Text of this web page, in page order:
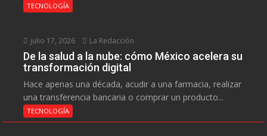
TECNOLOGÍA
julio 17, 2026 La Redacción
De la salud a la nube: cómo México acelera su
transformación digital
Hace apenas una década, acudir a una farmacia, realizar
una transferencia bancaria o comprar un producto...
TECNOLOGÍA